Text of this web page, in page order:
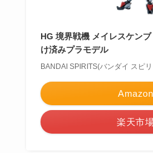
HG 境界戦機 メイレスケン
け済みプラモデル
BANDAI SPIRITS(バンダイ スピ
Amazon
楽天市